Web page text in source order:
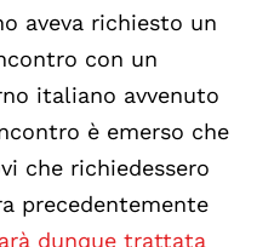
aveva richiesto un
con un
italiano avvenuto
è emerso che
che richiedessero
precedentemente
dunque trattata